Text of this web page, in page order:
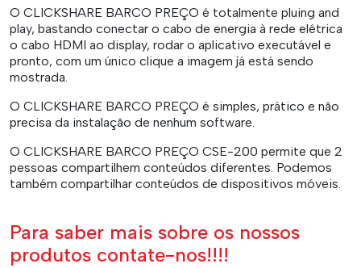
O CLICKSHARE BARCO PREÇO é totalmente pluing and
play, bastando conectar o cabo de energia à rede elétrica
o cabo HDMI ao display, rodar o aplicativo executável e
pronto, com um único clique a imagem já está sendo
mostrada.
O CLICKSHARE BARCO PREÇO é simples, prático e não
precisa da instalação de nenhum software.
O CLICKSHARE BARCO PREÇO CSE-200 permite que 2
pessoas compartilhem conteúdos diferentes. Podemos
também compartilhar conteúdos de dispositivos móveis.
Para saber mais sobre os nossos
produtos contate-nos!!!!